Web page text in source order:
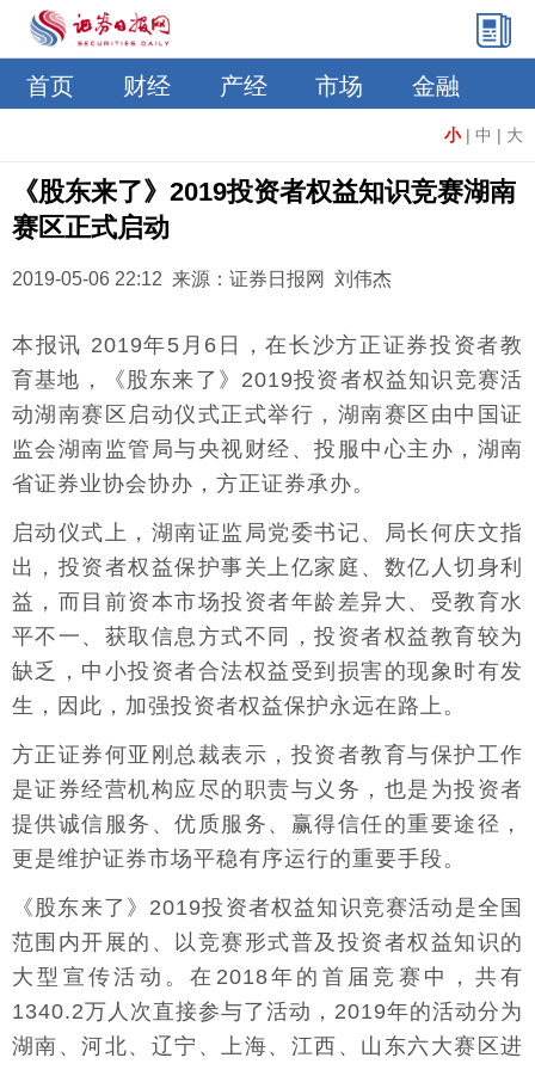
首页 财经 产经 市场 金融
小| 中 | 大
《股东来了》2019投资者权益知识竞赛湖南
赛区正式启动
2019-05-06 22:12 来源：证券日报网 刘伟杰
本报讯 2019年5月6日，在长沙方正证券投资者教
育基地，《股东来了》2019投资者权益知识竞赛活
动湖南赛区启动仪式正式举行，湖南赛区由中国证
监会湖南监管局与央视财经、投服中心主办，湖南
省证券业协会协办，方正证券承办。
启动仪式上，湖南证监局党委书记、局长何庆文指
出，投资者权益保护事关上亿家庭、数亿人切身利
益，而目前资本市场投资者年龄差异大、受教育水
平不一、获取信息方式不同，投资者权益教育较为
缺乏，中小投资者合法权益受到损害的现象时有发
生，因此，加强投资者权益保护永远在路上。
方正证券何亚刚总裁表示，投资者教育与保护工作
是证券经营机构应尽的职责与义务，也是为投资者
提供诚信服务、优质服务、赢得信任的重要途径，
更是维护证券市场平稳有序运行的重要手段。
《股东来了》2019投资者权益知识竞赛活动是全国
范围内开展的、以竞赛形式普及投资者权益知识的
大型宣传活动。在2018年的首届竞赛中，共有
1340.2万人次直接参与了活动，2019年的活动分为
湖南、河北、辽宁、上海、江西、山东六大赛区进